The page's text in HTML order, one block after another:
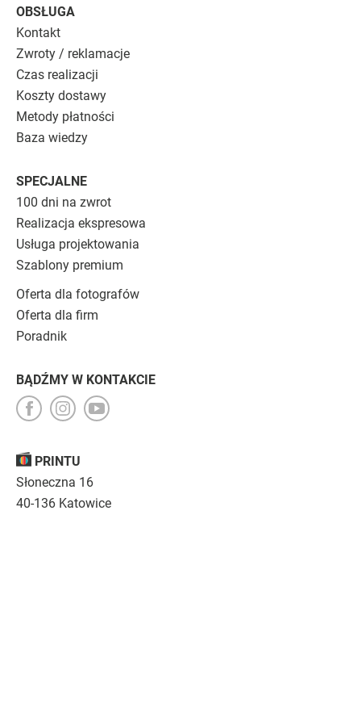
PRINTU
Słoneczna 16
40-136 Katowice
OBSŁUGA
Kontakt
Zwroty / reklamacje
Czas realizacji
Koszty dostawy
Metody płatności
Baza wiedzy
SPECJALNE
100 dni na zwrot
Realizacja ekspresowa
Usługa projektowania
Szablony premium
Oferta dla fotografów
Oferta dla firm
Poradnik
BĄDŹMY W KONTAKCIE